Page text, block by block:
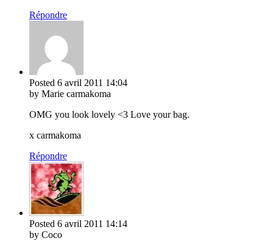
Répondre
Posted 6 avril 2011 14:04
by Marie carmakoma
OMG you look lovely <3 Love your bag.
x carmakoma
Répondre
Posted 6 avril 2011 14:14
by Coco